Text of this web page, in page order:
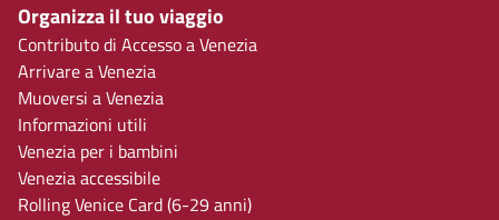
Organizza il tuo viaggio
Contributo di Accesso a Venezia
Arrivare a Venezia
Muoversi a Venezia
Informazioni utili
Venezia per i bambini
Venezia accessibile
Rolling Venice Card (6-29 anni)